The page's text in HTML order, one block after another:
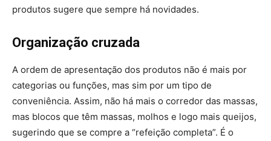
produtos sugere que sempre há novidades.
Organização cruzada
A ordem de apresentação dos produtos não é mais por
categorias ou funções, mas sim por um tipo de
conveniência. Assim, não há mais o corredor das massas,
mas blocos que têm massas, molhos e logo mais queijos,
sugerindo que se compre a “refeição completa”. É o